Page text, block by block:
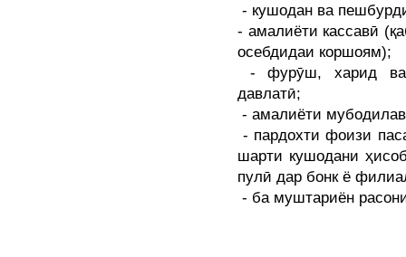
- кушодан ва
- амалиёти кассавӣ
осебдидаи коршоям);
- фурӯш, харид ва
давлатӣ;
- амалиёти
- пардохти фоизи
шарти кушодани
пулӣ дар бонк ё
- ба муштариён